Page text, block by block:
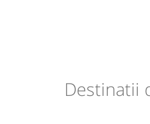
Destinatii